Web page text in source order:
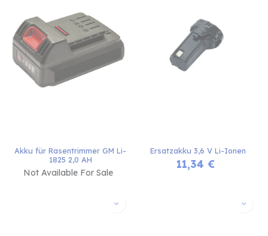
Akku für Rasentrimmer GM Li-
1825 2,0 AH
Not Available For Sale
Ersatzakku 3,6 V Li-Ionen
11,34 €